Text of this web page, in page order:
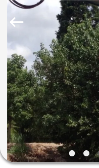
ДОМ
ПРОДУКТЫ
ШОУ
VR
Construction
Ltd..
Reserved.